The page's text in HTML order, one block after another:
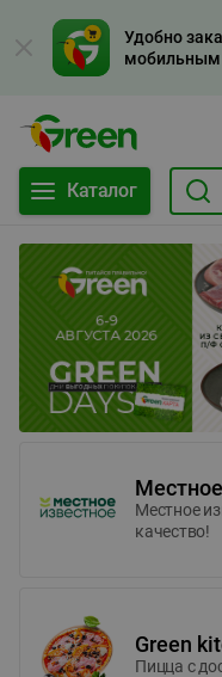
Удобно
Каталог
Местное
качество!
Green
Пицца c